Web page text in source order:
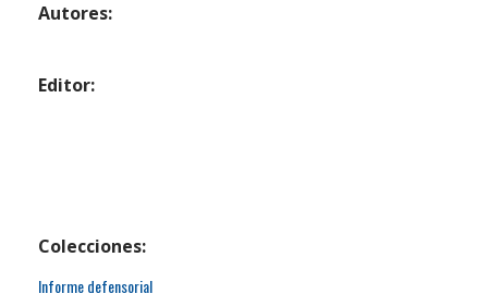
Autores:
Editor:
Colecciones:
Informe defensorial